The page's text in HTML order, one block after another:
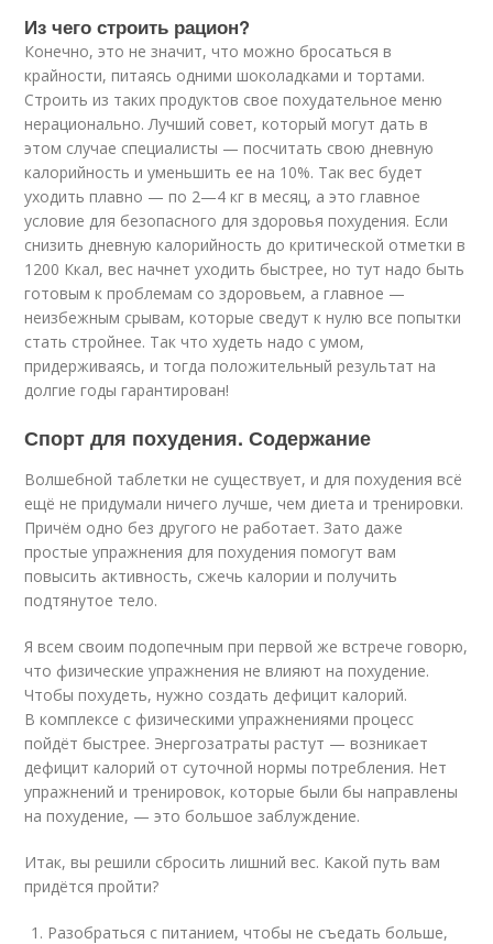
Из чего строить рацион?
Конечно, это не значит, что можно бросаться в
крайности, питаясь одними шоколадками и тортами.
Строить из таких продуктов свое похудательное меню
нерационально. Лучший совет, который могут дать в
этом случае специалисты — посчитать свою дневную
калорийность и уменьшить ее на 10%. Так вес будет
уходить плавно — по 2—4 кг в месяц, а это главное
условие для безопасного для здоровья похудения. Если
снизить дневную калорийность до критической отметки в
1200 Ккал, вес начнет уходить быстрее, но тут надо быть
готовым к проблемам со здоровьем, а главное —
неизбежным срывам, которые сведут к нулю все попытки
стать стройнее. Так что худеть надо с умом,
придерживаясь, и тогда положительный результат на
долгие годы гарантирован!
Спорт для похудения. Содержание
Волшебной таблетки не существует, и для похудения всё
ещё не придумали ничего лучше, чем диета и тренировки.
Причём одно без другого не работает. Зато даже
простые упражнения для похудения помогут вам
повысить активность, сжечь калории и получить
подтянутое тело.
Я всем своим подопечным при первой же встрече говорю,
что физические упражнения не влияют на похудение.
Чтобы похудеть, нужно создать дефицит калорий.
В комплексе с физическими упражнениями процесс
пойдёт быстрее. Энергозатраты растут — возникает
дефицит калорий от суточной нормы потребления. Нет
упражнений и тренировок, которые были бы направлены
на похудение, — это большое заблуждение.
Итак, вы решили сбросить лишний вес. Какой путь вам
придётся пройти?
Разобраться с питанием, чтобы не съедать больше,